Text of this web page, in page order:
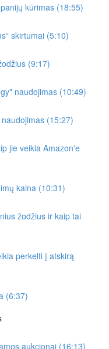
kūrimas (18:55)
skirtumai (5:10)
(9:17)
naudojimas (10:49)
(15:27)
jie veikia Amazon'e
kaina (10:31)
žodžius ir kaip tai
perkelti į atskirą
(6:37)
aukcionai (16:13)